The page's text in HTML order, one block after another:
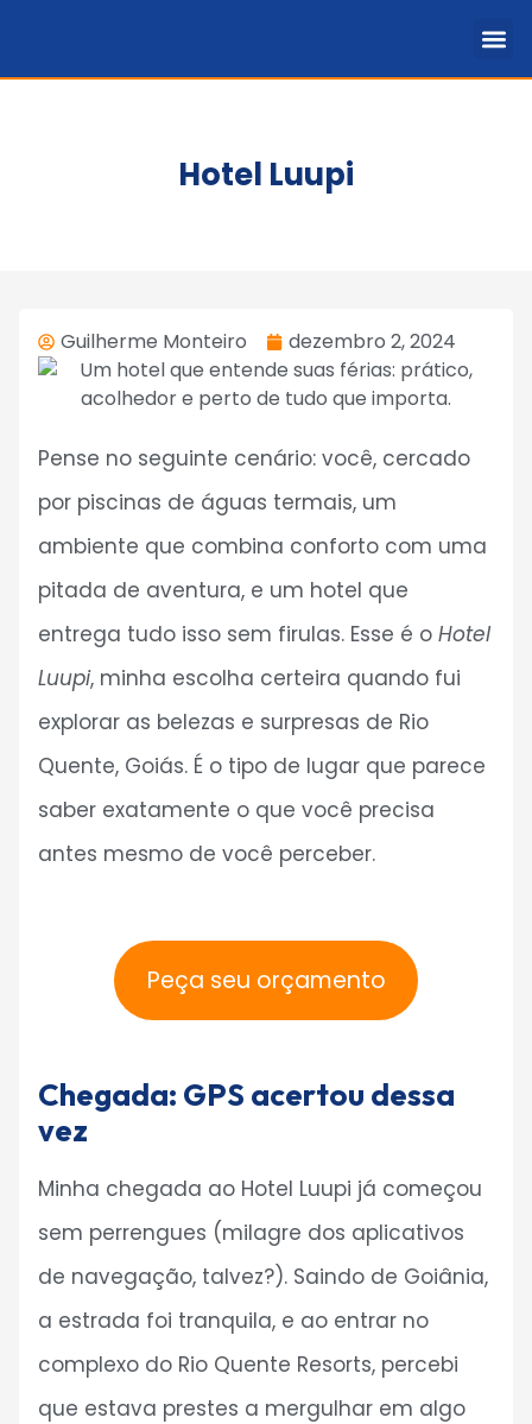
Hotel Luupi
Guilherme Monteiro dezembro 2, 2024
Pense no seguinte cenário: você, cercado
por piscinas de águas termais, um
ambiente que combina conforto com uma
pitada de aventura, e um hotel que
entrega tudo isso sem firulas. Esse é o Hotel
Luupi, minha escolha certeira quando fui
explorar as belezas e surpresas de Rio
Quente, Goiás. É o tipo de lugar que parece
saber exatamente o que você precisa
antes mesmo de você perceber.
Peça seu orçamento
Chegada: GPS acertou dessa
vez
Minha chegada ao Hotel Luupi já começou
sem perrengues (milagre dos aplicativos
de navegação, talvez?). Saindo de Goiânia,
a estrada foi tranquila, e ao entrar no
complexo do Rio Quente Resorts, percebi
que estava prestes a mergulhar em algo